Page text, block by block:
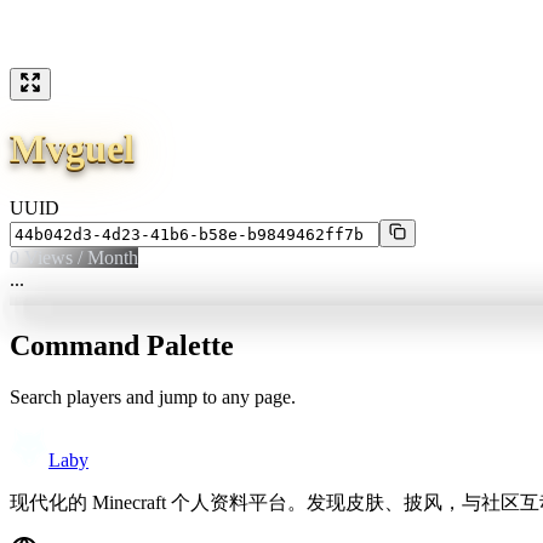
Mvguel
UUID
0 Views / Month
...
Command Palette
Search players and jump to any page.
Laby
现代化的 Minecraft 个人资料平台。发现皮肤、披风，与社区